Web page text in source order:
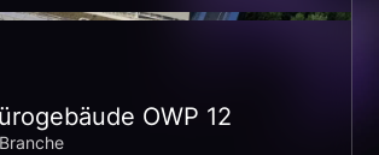
OWP 12
Branche